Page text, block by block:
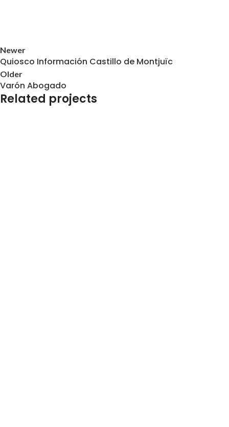
Newer
Quiosco Información Castillo de Montjuïc
Older
Varón Abogado
Related projects